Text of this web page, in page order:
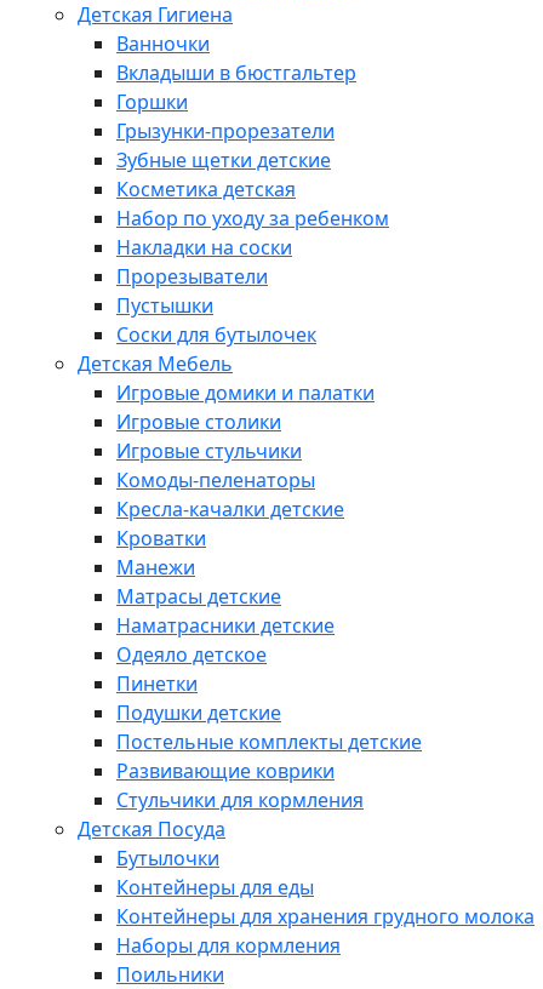
Детская Гигиена
Ванночки
Вкладыши в бюстгальтер
Горшки
Грызунки-прорезатели
Зубные щетки детские
Косметика детская
Набор по уходу за ребенком
Накладки на соски
Прорезыватели
Пустышки
Соски для бутылочек
Детская Мебель
Игровые домики и палатки
Игровые столики
Игровые стульчики
Комоды-пеленаторы
Кресла-качалки детские
Кроватки
Манежи
Матрасы детские
Наматрасники детские
Одеяло детское
Пинетки
Подушки детские
Постельные комплекты детские
Развивающие коврики
Стульчики для кормления
Детская Посуда
Бутылочки
Контейнеры для еды
Контейнеры для хранения грудного молока
Наборы для кормления
Поильники